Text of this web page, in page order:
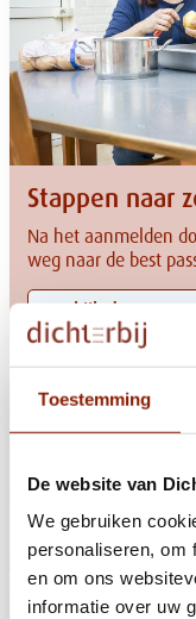
Toestemming
De website van
We gebruiken
personaliseren, om
en om ons
informatie over uw
Stappen naar
Na het aanmelden
weg naar de best